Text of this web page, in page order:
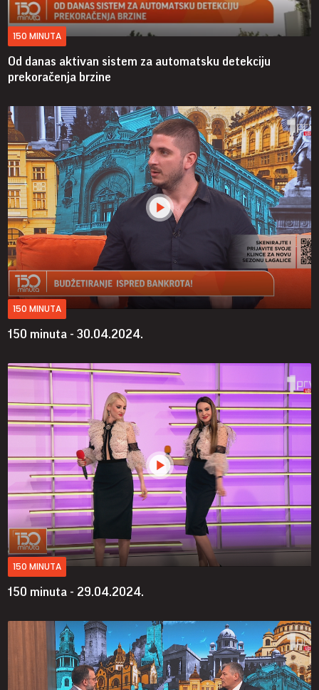
150 MINUTA
Od danas aktivan sistem za automatsku detekciju
prekoračenja brzine
150 MINUTA
150 minuta - 30.04.2024.
150 MINUTA
150 minuta - 29.04.2024.